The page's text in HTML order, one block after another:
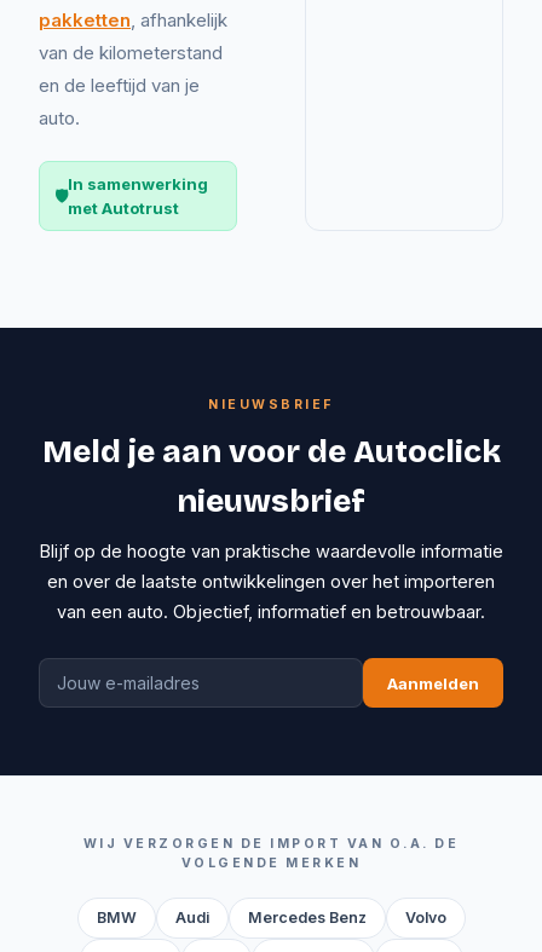
pakketten, afhankelijk
van de kilometerstand
en de leeftijd van je
auto.
🛡️
In samenwerking
met Autotrust
NIEUWSBRIEF
Meld je aan voor de Autoclick
nieuwsbrief
Blijf op de hoogte van praktische waardevolle informatie
en over de laatste ontwikkelingen over het importeren
van een auto. Objectief, informatief en betrouwbaar.
Aanmelden
WIJ VERZORGEN DE IMPORT VAN O.A. DE
VOLGENDE MERKEN
BMW Audi Mercedes Benz Volvo